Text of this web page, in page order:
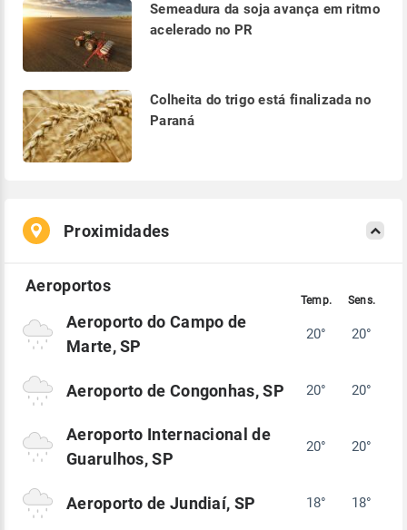
Semeadura da soja avança em ritmo
acelerado no PR
Colheita do trigo está finalizada no
Paraná
Proximidades
Aeroporto do Campo de
Marte, SP
20° 20°
Aeroporto de Congonhas, SP 20° 20°
Aeroporto Internacional de
Guarulhos, SP
20° 20°
Aeroporto de Jundiaí, SP 18° 18°